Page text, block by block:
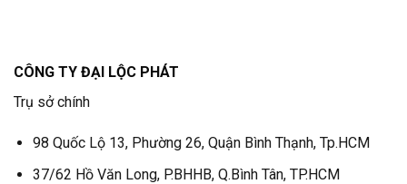
CÔNG TY ĐẠI LỘC PHÁT
Trụ sở chính
98 Quốc Lộ 13, Phường 26, Quận Bình Thạnh, Tp.HCM
37/62 Hồ Văn Long, P.BHHB, Q.Bình Tân, TP.HCM